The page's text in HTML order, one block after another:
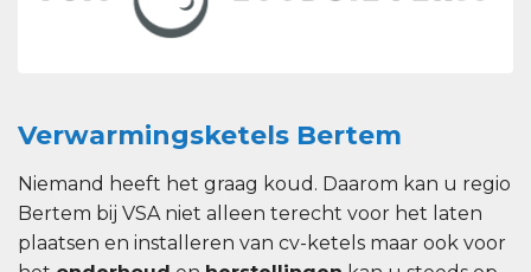
Verwarmingsketels Bertem
Niemand heeft het graag koud. Daarom kan u regio
Bertem bij VSA niet alleen terecht voor het laten
plaatsen en installeren van cv-ketels maar ook voor